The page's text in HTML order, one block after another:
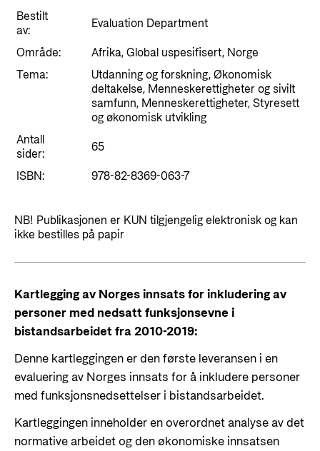
Styresett og økonomisk utvikling
For næringslivet
Statsgarantiordningen for investeringer i
Norad - Partnerskap med privat sektor
Nyttige lenker
Viktige dokumenter og lenker
Evalueringer (Norec)
Historie
Kontakt oss
Norads Varslingstjeneste
Logo
Postjournal
Bestilt
av:
Evaluation Department
Område:
Afrika, Global uspesifisert, Norge
Tema:
Utdanning og forskning, Økonomisk
deltakelse, Menneskerettigheter og sivilt
samfunn, Menneskerettigheter, Styresett
og økonomisk utvikling
Antall
sider:
65
ISBN:
978-82-8369-063-7
NB! Publikasjonen er KUN tilgjengelig elektronisk og kan
ikke bestilles på papir
Kartlegging av Norges innsats for inkludering av
personer med nedsatt funksjonsevne i
bistandsarbeidet fra 2010-2019:
Denne kartleggingen er den første leveransen i en
evaluering av Norges innsats for å inkludere personer
med funksjonsnedsettelser i bistandsarbeidet.
Kartleggingen inneholder en overordnet analyse av det
normative arbeidet og den økonomiske innsatsen